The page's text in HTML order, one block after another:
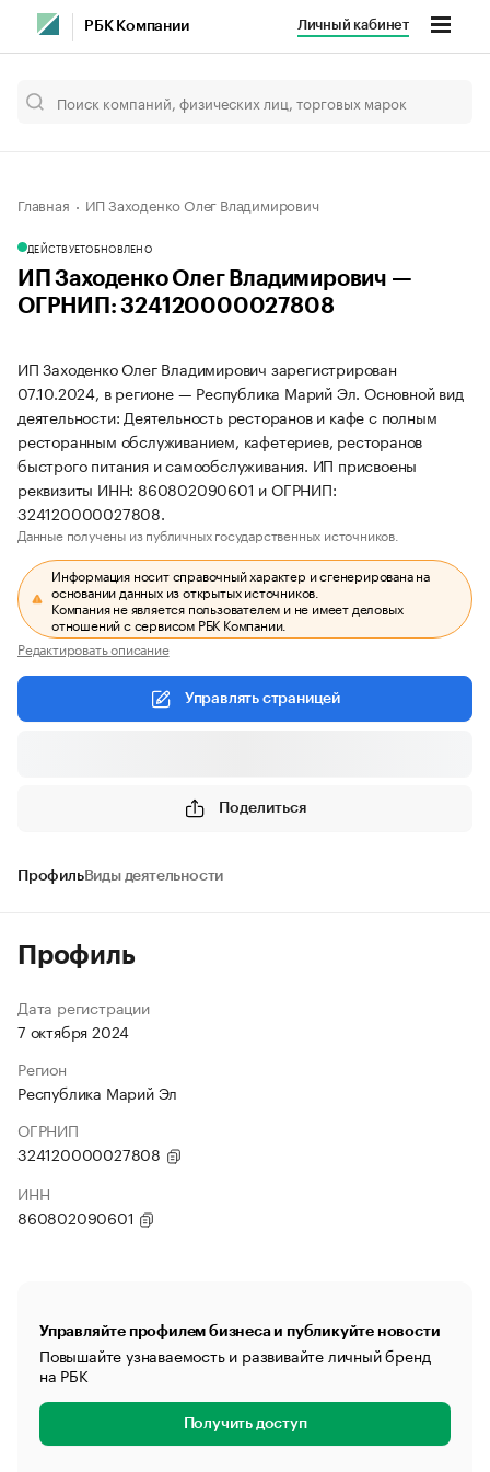
РБК Компании Личный кабинет
Главная ИП Заходенко Олег Владимирович
ДЕЙСТВУЕТОБНОВЛЕНО
ИП Заходенко Олег Владимирович —
ОГРНИП: 324120000027808
ИП Заходенко Олег Владимирович зарегистрирован
07.10.2024, в регионе — Республика Марий Эл. Основной вид
деятельности: Деятельность ресторанов и кафе с полным
ресторанным обслуживанием, кафетериев, ресторанов
быстрого питания и самообслуживания. ИП присвоены
реквизиты ИНН: 860802090601 и ОГРНИП:
324120000027808.
Данные получены из публичных государственных источников.
Информация носит справочный характер и сгенерирована на
основании данных из открытых источников.
Компания не является пользователем и не имеет деловых
отношений с сервисом РБК Компании.
Редактировать описание
Управлять страницей
Поделиться
ПрофильВиды деятельности
Профиль
Дата регистрации
7 октября 2024
Регион
Республика Марий Эл
ОГРНИП
324120000027808
ИНН
860802090601
Управляйте профилем бизнеса и публикуйте новости
Повышайте узнаваемость и развивайте личный бренд
на РБК
Получить доступ